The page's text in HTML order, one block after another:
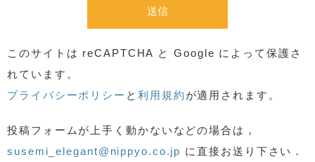
このサイトは reCAPTCHA と Google によって保護さ
れています。
プライバシーポリシー と 利用規約 が適用されます。
投稿フォームが上手く動かないなどの場合は，
susemi_elegant@nippyo.co.jp に直接お送り下さい．